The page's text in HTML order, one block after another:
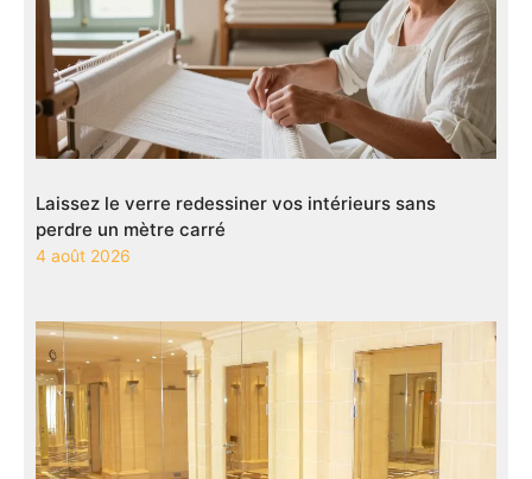
Laissez le verre redessiner vos intérieurs sans
perdre un mètre carré
4 août 2026